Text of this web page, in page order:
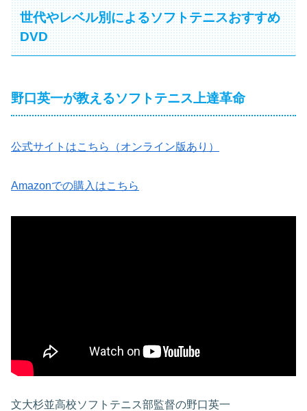
世代やレベル別によるソフトテニスおすすめ
DVD
野口英一が教えるソフトテニス上達革命
公式サイトはこちら（オンライン版あり）
Amazonでの購入はこちら
文大杉並高校ソフトテニス部監督の野口英一